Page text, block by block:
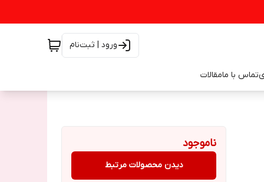
ورود | ثبت‌نام
تماس با مامقالات
ناموجود
دیدن محصولات مرتبط